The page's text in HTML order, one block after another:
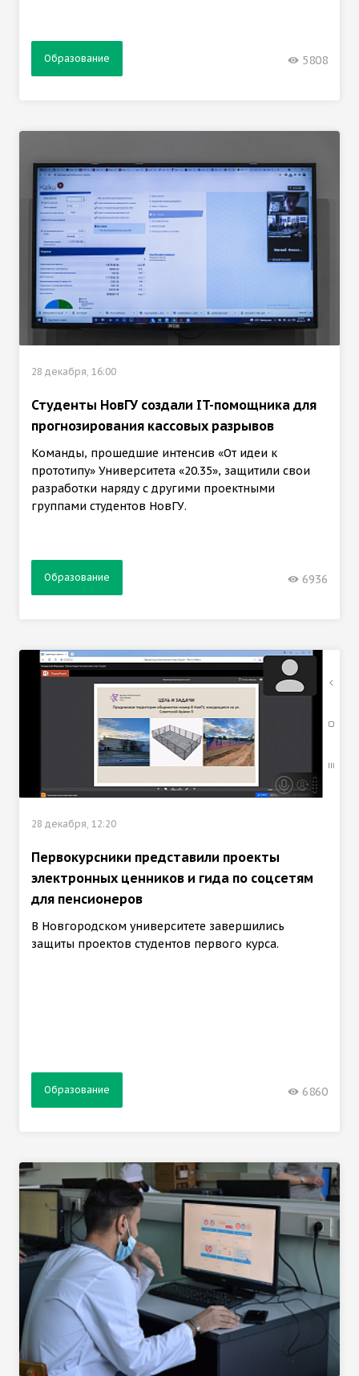
Образование 5808
28 декабря, 16:00
Студенты НовГУ создали IT-помощника для
прогнозирования кассовых разрывов
Команды, прошедшие интенсив «От идеи к
прототипу» Университета «20.35», защитили свои
разработки наряду с другими проектными
группами студентов НовГУ.
Образование 6936
28 декабря, 12:20
Первокурсники представили проекты
электронных ценников и гида по соцсетям
для пенсионеров
В Новгородском университете завершились
защиты проектов студентов первого курса.
Образование 6860